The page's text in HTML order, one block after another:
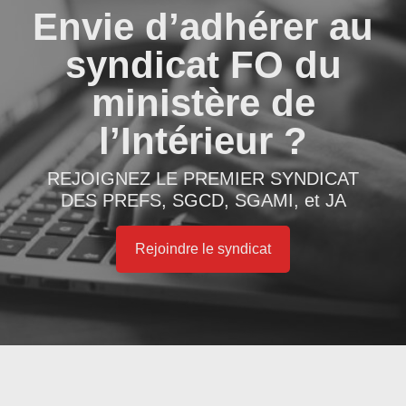
Envie d’adhérer au
syndicat FO du
ministère de
l’Intérieur ?
REJOIGNEZ LE PREMIER SYNDICAT
DES PREFS, SGCD, SGAMI, et JA
Rejoindre le syndicat